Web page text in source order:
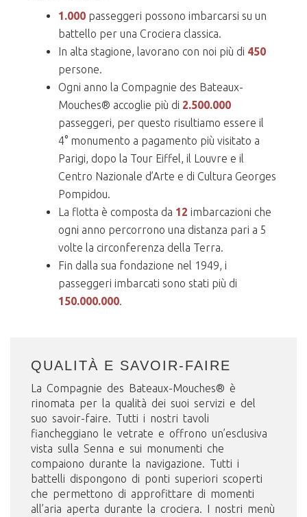
1.000 passeggeri possono imbarcarsi su un
battello per una Crociera classica.
In alta stagione, lavorano con noi più di 450
persone.
Ogni anno la Compagnie des Bateaux-
Mouches® accoglie più di 2.500.000
passeggeri, per questo risultiamo essere il
4° monumento a pagamento più visitato a
Parigi, dopo la Tour Eiffel, il Louvre e il
Centro Nazionale d’Arte e di Cultura Georges
Pompidou.
La flotta è composta da 12 imbarcazioni che
ogni anno percorrono una distanza pari a 5
volte la circonferenza della Terra.
Fin dalla sua fondazione nel 1949, i
passeggeri imbarcati sono stati più di
150.000.000.
QUALITÀ E SAVOIR-FAIRE
La Compagnie des Bateaux-Mouches® è
rinomata per la qualità dei suoi servizi e del
suo savoir-faire. Tutti i nostri tavoli
fiancheggiano le vetrate e offrono un’esclusiva
vista sulla Senna e sui monumenti che
compaiono durante la navigazione. Tutti i
battelli dispongono di ponti superiori scoperti
che permettono di approfittare di momenti
all’aria aperta durante la crociera. I nostri menù